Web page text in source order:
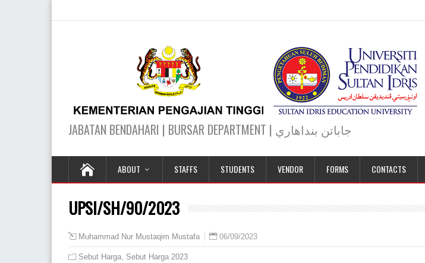
JABATAN BENDAHARI | BURSAR DEPARTMENT | جاباتن بنداهاري
ABOUT STAFFS STUDENTS VENDOR FORMS CONTACTS
UPSI/SH/90/2023
Muhammad Nur Mustaqim Mustafa 06/09/2023
Sebut Harga, Sebut Harga 2023